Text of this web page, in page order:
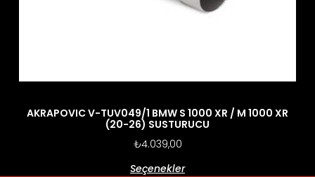
AKRAPOVIC V-TUV049/1 BMW S 1000 XR / M 1000 XR
(20-26) SUSTURUCU
₺4.039,00
Seçenekler